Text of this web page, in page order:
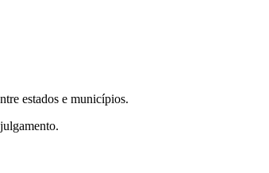
estados e municípios.